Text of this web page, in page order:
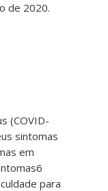
de 2020.
(COVID-
sintomas
em
para